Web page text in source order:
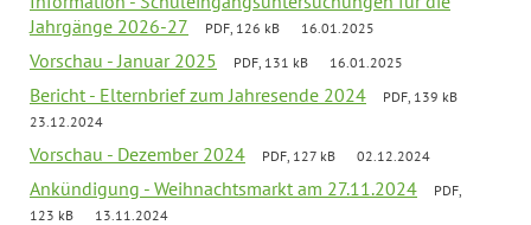
Jahrgänge 2026-27
PDF, 126 kB 16.01.2025
Vorschau - Januar 2025 PDF, 131 kB 16.01.2025
Bericht - Elternbrief zum Jahresende 2024
PDF, 139 kB
23.12.2024
Vorschau - Dezember 2024 PDF, 127 kB 02.12.2024
Ankündigung - Weihnachtsmarkt am 27.11.2024
PDF,
123 kB
13.11.2024